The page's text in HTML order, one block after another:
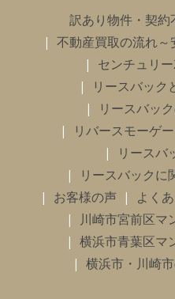
訳あり物件・契約
不動産買取の流れ
センチュリ
リースバック
リースバッ
リバースモーゲ
リースバ
リースバックに
お客様の声
よく
川崎市宮前区マ
横浜市青葉区マ
横浜市・川崎